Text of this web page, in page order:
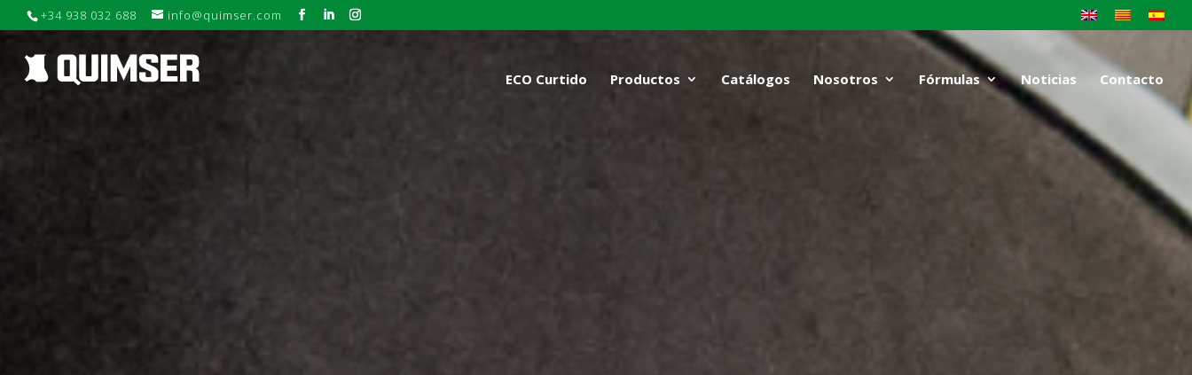
+34 938 032 688 info@quimser.com
ECO Curtido Productos Catálogos Nosotros Fórmulas Noticias Contacto